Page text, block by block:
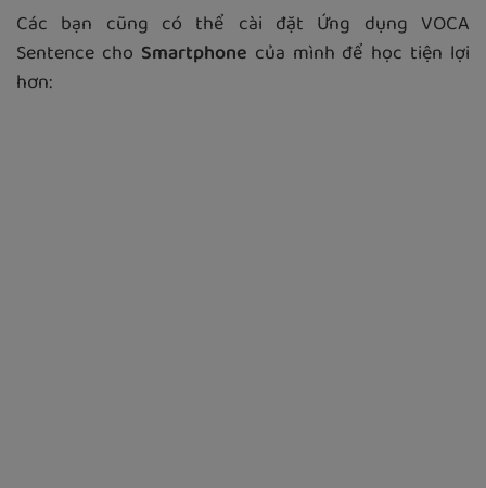
Các bạn cũng có thể cài đặt Ứng dụng VOCA
Sentence cho Smartphone của mình để học tiện lợi
hơn: